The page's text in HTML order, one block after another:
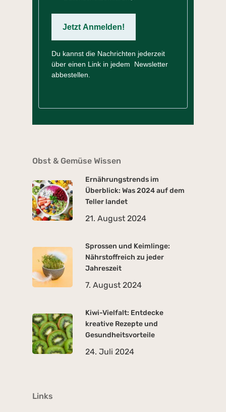
Jetzt Anmelden!
Du kannst die Nachrichten jederzeit
über einen Link in jedem Newsletter
abbestellen.
Obst & Gemüse Wissen
Ernährungstrends im
Überblick: Was 2024 auf dem
Teller landet
21. August 2024
Sprossen und Keimlinge:
Nährstoffreich zu jeder
Jahreszeit
7. August 2024
Kiwi-Vielfalt: Entdecke
kreative Rezepte und
Gesundheitsvorteile
24. Juli 2024
Links